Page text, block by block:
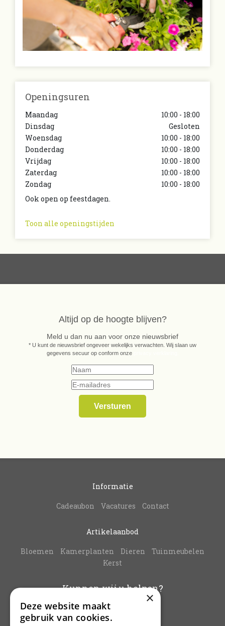
Openingsuren
Maandag
10:00 - 18:00
Dinsdag
Gesloten
Woensdag
10:00 - 18:00
Donderdag
10:00 - 18:00
Vrijdag
10:00 - 18:00
Zaterdag
10:00 - 18:00
Zondag
10:00 - 18:00
Ook open op feestdagen.
Toon alle openingstijden
Altijd op de hoogte blijven?
Meld u dan nu aan voor onze nieuwsbrief
* U kunt de nieuwsbrief ongeveer wekelijks verwachten. Wij slaan uw
gegevens secuur op conform onze
Informatie
Cadeaubon Vacatures Contact
Artikelaanbod
Bloemen Kamerplanten Dieren
Tuinmeubelen
Kerst
Kunnen wij u helpen?
info@vanbuynder.be
03/771.38.20
×
Deze website maakt
gebruik van cookies.